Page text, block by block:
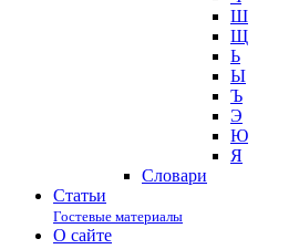
Ш
Щ
Ь
Ы
Ъ
Э
Ю
Я
Cловари
Статьи
Гостевые материалы
О сайте